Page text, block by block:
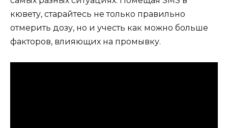
кювету, старайтесь не только правильно
отмерить дозу, но и учесть как можно больше
факторов, влияющих на промывку.